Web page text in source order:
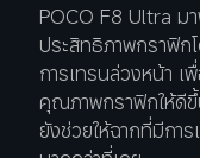
POCO F8 Ultra ม
ประสิทธิภาพกราฟิก
การเทรนล่วงหน้า เ
คุณภาพกราฟิกให้ดี
ยังช่วยให้ฉากที่มีกา